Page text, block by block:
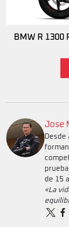
BMW R 1300
Jose
Desde
de 15
«La